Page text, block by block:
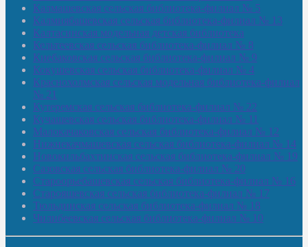
Калмашевская сельская библиотека-филиал № 5
Калмиябашевская сельская библиотека-филиал № 13
Калтасинская модельная детская библиотека
Кельтеевская сельская библиотека-филиал № 8
Киебаковская сельская библиотека-филиал № 9
Кокушевская сельская библиотека-филиал № 4
Краснохолмская сельская модельная библиотека-филиал
№ 21
Кутеремская сельская библиотека-филиал № 22
Кучашевская сельская библиотека-филиал № 11
Малокачаковская сельская библиотека-филиал № 12
Нижнекачмашевская сельская библиотека-филиал № 14
Новокильбахтинская сельская библиотека-филиал № 19
Сазовская сельская библиотека-филиал № 20
Староорьебашевская сельская библиотека-филиал № 16
Старояшевская сельская библиотека-филиал № 17
Тюльдинская сельская библиотека-филиал № 18
Чилибеевская сельская библиотека-филиал № 10